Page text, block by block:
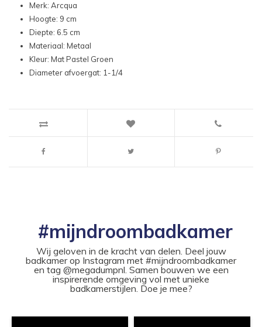
Merk: Arcqua
Hoogte: 9 cm
Diepte: 6.5 cm
Materiaal: Metaal
Kleur: Mat Pastel Groen
Diameter afvoergat: 1-1/4
#mijndroombadkamer
Wij geloven in de kracht van delen. Deel jouw
badkamer op Instagram met #mijndroombadkamer
en tag @megadumpnl. Samen bouwen we een
inspirerende omgeving vol met unieke
badkamerstijlen. Doe je mee?